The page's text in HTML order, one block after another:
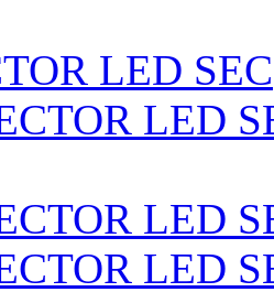
LED SEC
LED
LED
LED